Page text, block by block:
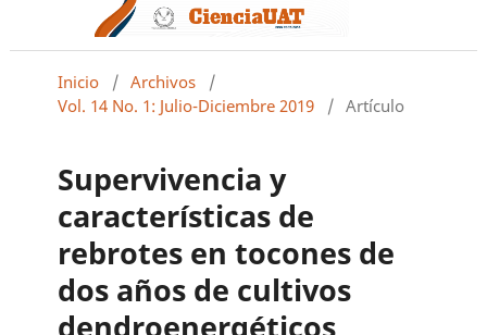
Inicio / Archivos
/
Vol. 14 No. 1: Julio-Diciembre 2019
/ Artículo
Supervivencia y
características de
rebrotes en tocones de
dos años de cultivos
dendroenergéticos